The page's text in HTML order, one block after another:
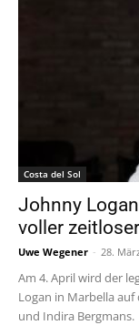
Costa del Sol
Johnny
voller
Uwe Wegener - 28.
Am 4. April wird der
Logan in Marbella auf
und Indira Bergmans.